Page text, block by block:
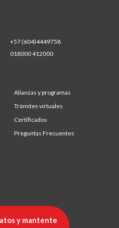
+57 (604)4449758
018000 412000
Alianzas y programas
Trámites virtuales
Certificados
Preguntas Frecuentes
y mantente